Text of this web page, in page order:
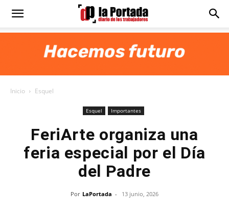
Diario
Inicio Esquel
Esquel Importantes
FeriArte organiza una
feria especial por el Día
del Padre
Por LaPortada - 13 junio, 2026